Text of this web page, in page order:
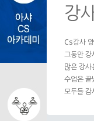
강
Cs강사
그동안 강
많은 강
수업은 끝
모두들 감